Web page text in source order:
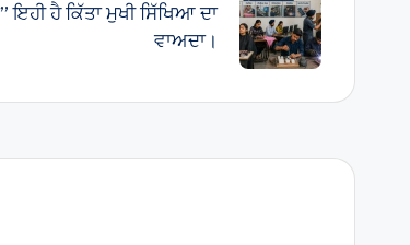
ਹੈ ਕਿੱਤਾ ਮੁਖੀ ਸਿੱਖਿਆ ਦਾ
ਵਾਅਦਾ।